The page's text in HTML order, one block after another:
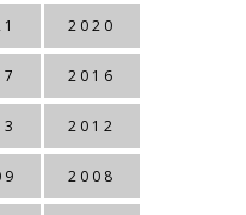
2020
2016
2012
2008